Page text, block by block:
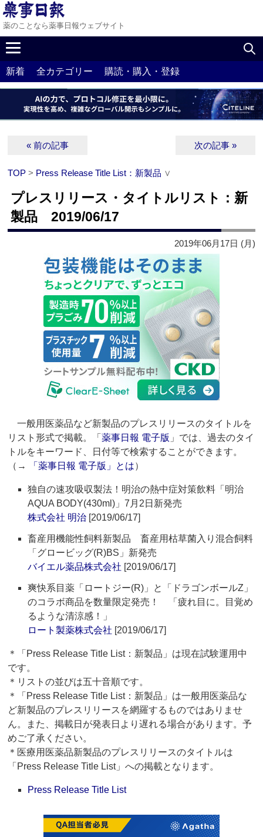
薬のことなら薬事日報ウェブサイト
新着 全カテゴリー 購読・購入・登録
« 前の記事 次の記事 »
TOP > Press Release Title List：新製品 ∨
プレスリリース・タイトルリスト：新
製品 2019/06/17
2019年06月17日 (月)
一般用医薬品など新製品のプレスリリースのタイトルを
リスト形式で掲載。「薬事日報 電子版 」では、過去のタイ
トルをキーワード、日付等で検索することができます。
（→
「薬事日報 電子版」とは）
独自の速攻吸収製法！明治の熱中症対策飲料「明治
AQUA BODY(430ml)」7月2日新発売
株式会社 明治 [2019/06/17]
畜産用機能性飼料新製品 畜産用枯草菌入り混合飼料
「グロービッグ(R)BS」新発売
バイエル薬品株式会社 [2019/06/17]
爽快系目薬「ロートジー(R)」と「ドラゴンボールZ」
のコラボ商品を数量限定発売！ 「疲れ目に。目覚め
るような清涼感！」
ロート製薬株式会社 [2019/06/17]
＊「Press Release Title List：新製品」は現在試験運用中
です。
＊リストの並びは五十音順です。
＊「Press Release Title List：新製品」は一般用医薬品な
ど新製品のプレスリリースを網羅するものではありませ
ん。また、掲載日が発表日より遅れる場合があります。予
めご了承ください。
＊医療用医薬品新製品のプレスリリースのタイトルは
「Press Release Title List」への掲載となります。
Press Release Title List